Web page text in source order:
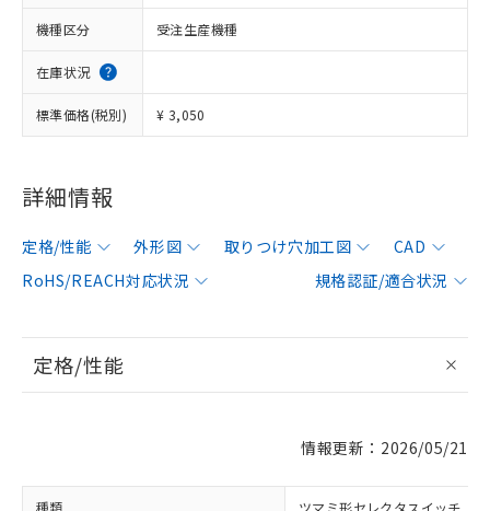
機種区分 受注生産機種
在庫状況
標準価格(税別) ¥ 3,050
詳細情報
定格/性能 外形図 取りつけ穴加工図
CAD
RoHS/REACH対応状況
規格認証/適合状況
定格/性能
情報更新：2026/05/21
種類 ツマミ形セレクタスイッチ